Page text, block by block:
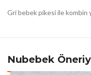
Gri bebek pikesi ile kombin
Nubebek